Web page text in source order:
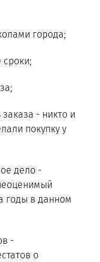
города;
- никто и
покупку у
дело -
годы в данном
-
о